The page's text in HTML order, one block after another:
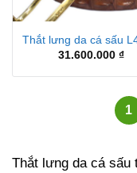
Thắt lưng da cá sấu
31.600.000 ₫
1
Thắt lưng da cá sấu